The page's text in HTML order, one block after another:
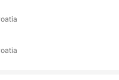
rinfrescante o
panorami